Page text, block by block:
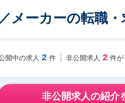
メーカーの転職
開中の求人 2 件 非公開求人 2 件が
非公開求人の紹介